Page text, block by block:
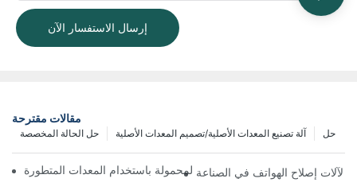
إرسال الاستفسار الآن
مقالات مقترحة
حل آلة تصنيع المعدات الأصلية/تصميم المعدات الأصلية حل الحالة المخصصة
تحسين سير عمل إصلاح الهواتف المحمولة باستخدام المعدات المتطورة
لآلات إصلاح الهواتف في الصناعة